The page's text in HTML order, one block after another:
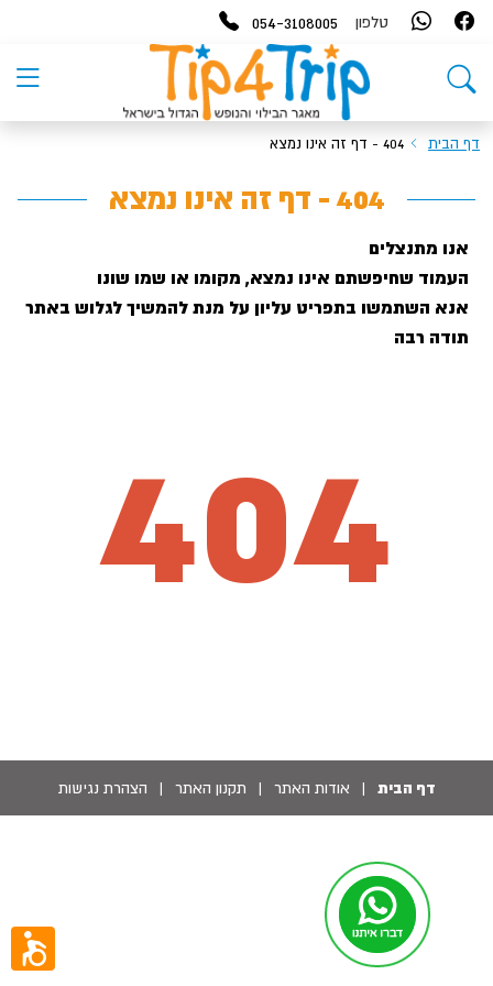
טלפון 054-3108005
דף הבית 404 - דף זה אינו נמצא
404 - דף זה אינו נמצא
אנו מתנצלים
העמוד שחיפשתם אינו נמצא, מקומו או שמו שונו
אנא השתמשו בתפריט עליון על מנת להמשיך לגלוש באתר
תודה רבה
404
דף הבית | אודות האתר | תקנון האתר | הצהרת נגישות